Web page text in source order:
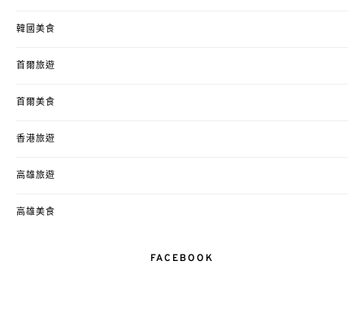
韓國美食
首爾旅遊
首爾美食
香港旅遊
高雄旅遊
高雄美食
FACEBOOK